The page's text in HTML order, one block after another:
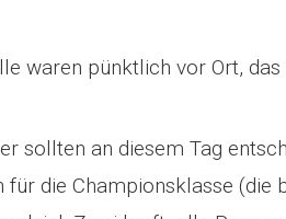
waren pünktlich vor Ort,
sollten an diesem Tag
die Championsklasse (die